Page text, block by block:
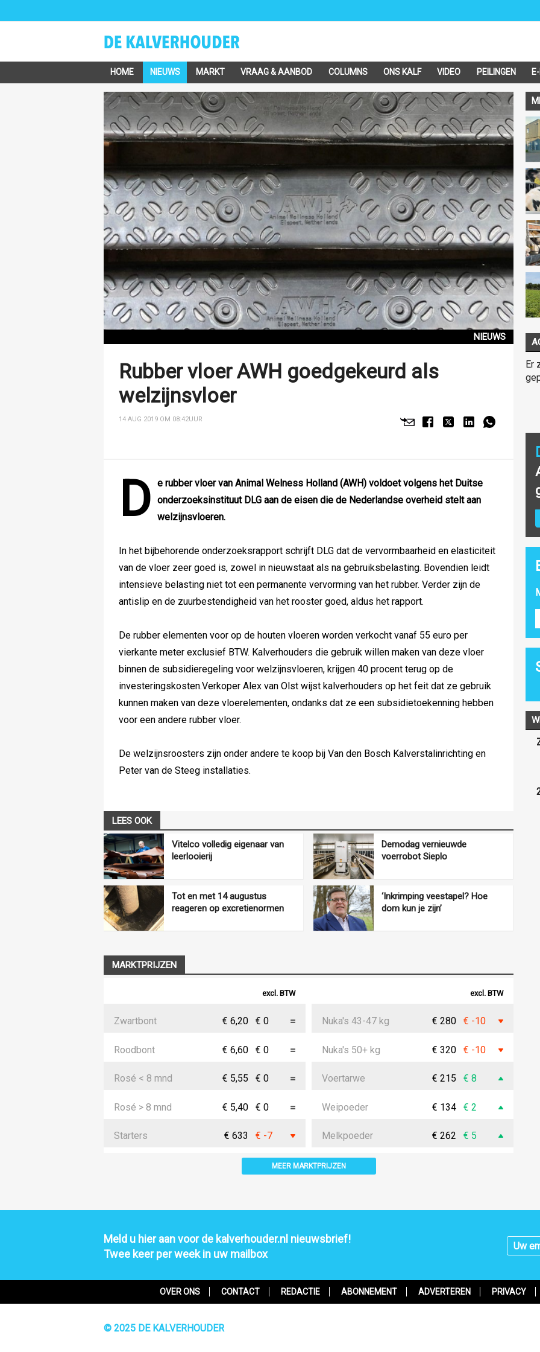
HOME NIEUWS MARKT VRAAG & AANBOD COLUMNS ONS KALF VIDEO PEILINGEN
NIEUWS
Rubber vloer AWH goedgekeurd als
welzijnsvloer
14 AUG 2019 OM 08:42UUR
D e rubber vloer van Animal Welness Holland (AWH) voldoet volgens het Duitse
onderzoeksinstituut DLG aan de eisen die de Nederlandse overheid stelt aan
welzijnsvloeren.
In het bijbehorende onderzoeksrapport schrijft DLG dat de vervormbaarheid en elasticiteit
van de vloer zeer goed is, zowel in nieuwstaat als na gebruiksbelasting. Bovendien leidt
intensieve belasting niet tot een permanente vervorming van het rubber. Verder zijn de
antislip en de zuurbestendigheid van het rooster goed, aldus het rapport.
De rubber elementen voor op de houten vloeren worden verkocht vanaf 55 euro per
vierkante meter exclusief BTW. Kalverhouders die gebruik willen maken van deze vloer
binnen de subsidieregeling voor welzijnsvloeren, krijgen 40 procent terug op de
investeringskosten.Verkoper Alex van Olst wijst kalverhouders op het feit dat ze gebruik
kunnen maken van deze vloerelementen, ondanks dat ze een subsidietoekenning hebben
voor een andere rubber vloer.
De welzijnsroosters zijn onder andere te koop bij Van den Bosch Kalverstalinrichting en
Peter van de Steeg installaties.
LEES OOK
Vitelco volledig eigenaar van
leerlooierij
Demodag vernieuwde
voerrobot Sieplo
Tot en met 14 augustus
reageren op excretienormen
‘Inkrimping veestapel? Hoe
dom kun je zijn’
MARKTPRIJZEN
excl. BTW
Zwartbont € 6,20 € 0
Roodbont € 6,60 € 0
Rosé < 8 mnd € 5,55 € 0
Rosé > 8 mnd € 5,40 € 0
Starters € 633 € -7
excl. BTW
Nuka's 43-47 kg € 280 € -10
Nuka's 50+ kg € 320 € -10
Voertarwe € 215 € 8
Weipoeder € 134 € 2
Melkpoeder € 262 € 5
MEER MARKTPRIJZEN
Er
Meld u hier aan voor de kalverhouder.nl nieuwsbrief!
Twee keer per week in uw mailbox
OVER ONS CONTACT REDACTIE ABONNEMENT ADVERTEREN PRIVACY
© 2025 DE KALVERHOUDER